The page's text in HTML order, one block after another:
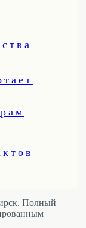
Полный